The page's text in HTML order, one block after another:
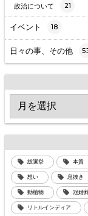
政治について 21
イベント 18
日々の事、その他
総選挙 本質
想い 息抜き
動植物 冠婚
リトルインディア